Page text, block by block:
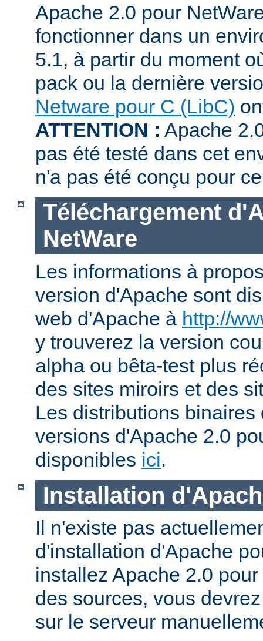
Apache 2.0 pour
fonctionner dans un
5.1, à partir du moment
pack ou la dernière
Netware pour C (LibC)
ATTENTION : Apache
pas été testé dans cet
n'a pas été conçu pour
Téléchargement
NetWare
Les informations à
version d'Apache sont
web d'Apache à http://
y trouverez la version
alpha ou bêta-test plus
des sites miroirs et des
Les distributions binaires
versions d'Apache 2.0
disponibles ici.
Installation
Il n'existe pas
d'installation d'Apache
installez Apache 2.0
des sources, vous
sur le serveur